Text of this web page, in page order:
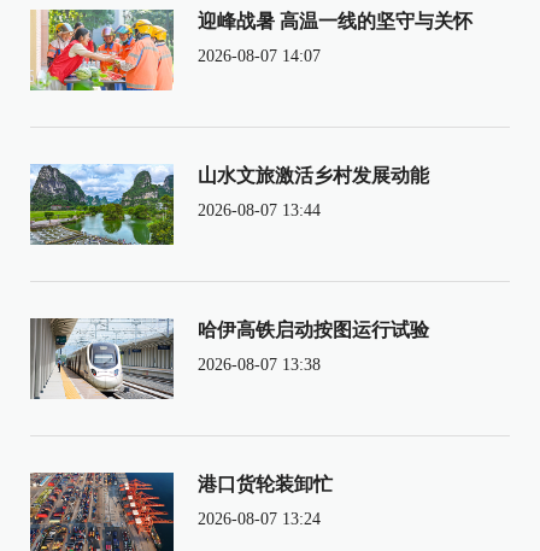
迎峰战暑 高温一线的坚守与关怀
2026-08-07 14:07
山水文旅激活乡村发展动能
2026-08-07 13:44
哈伊高铁启动按图运行试验
2026-08-07 13:38
港口货轮装卸忙
2026-08-07 13:24